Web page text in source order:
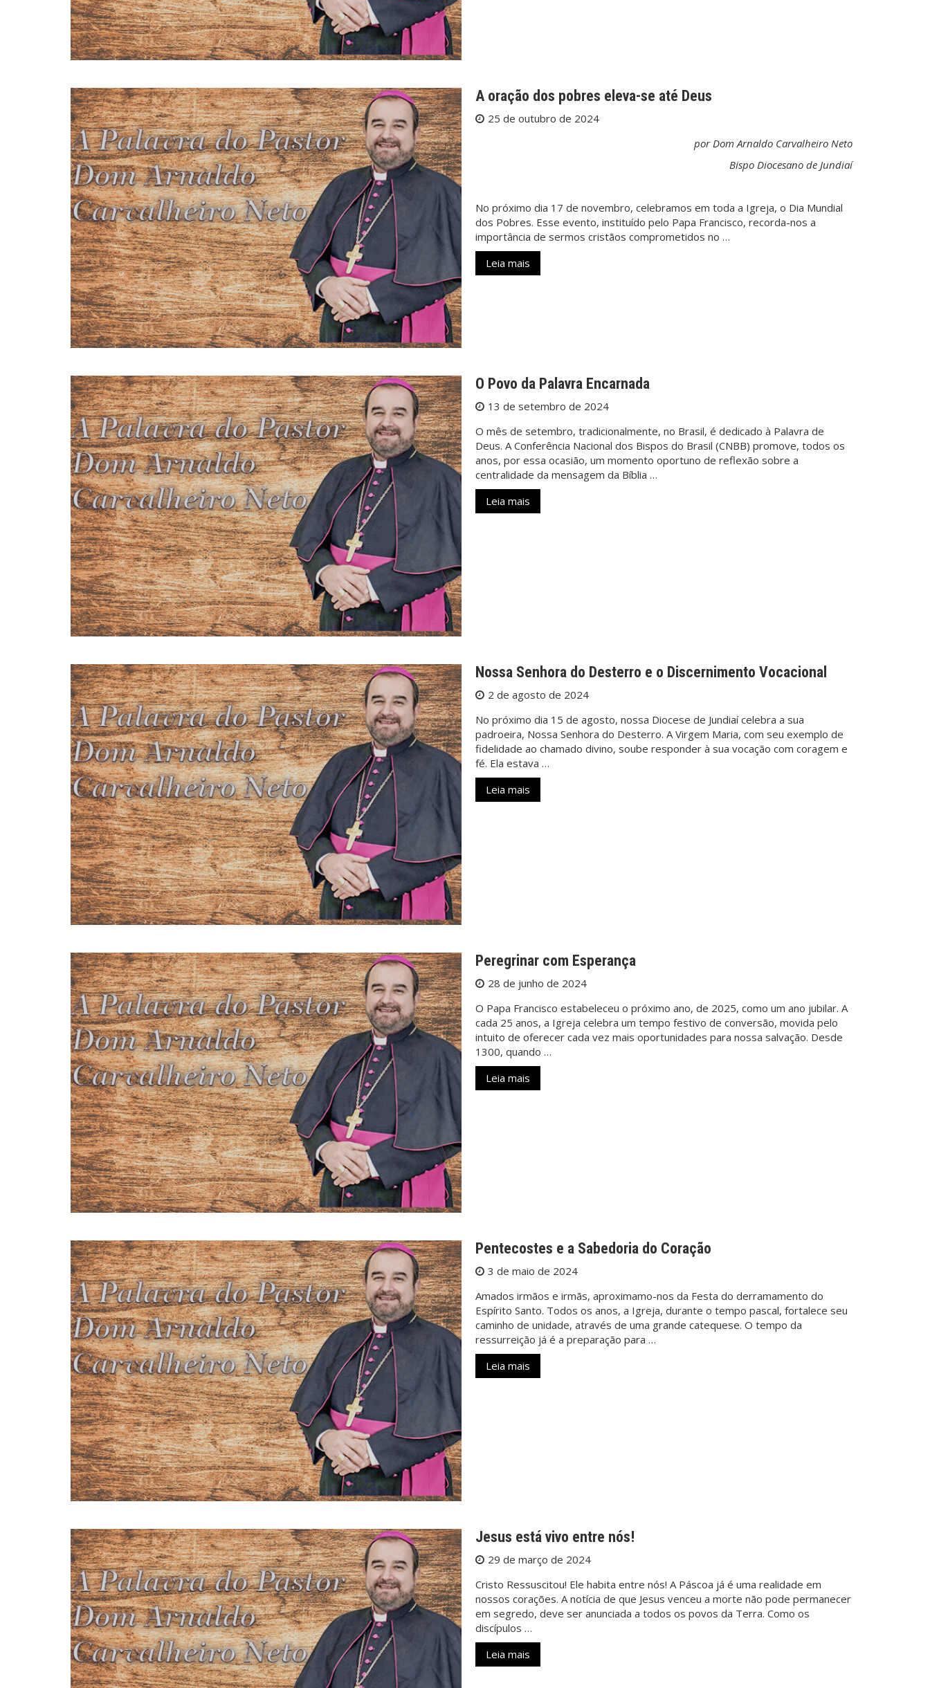
A oração dos pobres eleva-se até Deus
25 de outubro de 2024
por Dom Arnaldo Carvalheiro Neto
Bispo Diocesano de Jundiaí
No próximo dia 17 de novembro, celebramos em toda a Igreja, o Dia Mundial
dos Pobres. Esse evento, instituído pelo Papa Francisco, recorda-nos a
importância de sermos cristãos comprometidos no …
Leia mais
O Povo da Palavra Encarnada
13 de setembro de 2024
O mês de setembro, tradicionalmente, no Brasil, é dedicado à Palavra de
Deus. A Conferência Nacional dos Bispos do Brasil (CNBB) promove, todos os
anos, por essa ocasião, um momento oportuno de reflexão sobre a
centralidade da mensagem da Bíblia …
Leia mais
Nossa Senhora do Desterro e o Discernimento Vocacional
2 de agosto de 2024
No próximo dia 15 de agosto, nossa Diocese de Jundiaí celebra a sua
padroeira, Nossa Senhora do Desterro. A Virgem Maria, com seu exemplo de
fidelidade ao chamado divino, soube responder à sua vocação com coragem e
fé. Ela estava …
Leia mais
Peregrinar com Esperança
28 de junho de 2024
O Papa Francisco estabeleceu o próximo ano, de 2025, como um ano jubilar. A
cada 25 anos, a Igreja celebra um tempo festivo de conversão, movida pelo
intuito de oferecer cada vez mais oportunidades para nossa salvação. Desde
1300, quando …
Leia mais
Pentecostes e a Sabedoria do Coração
3 de maio de 2024
Amados irmãos e irmãs, aproximamo-nos da Festa do derramamento do
Espírito Santo. Todos os anos, a Igreja, durante o tempo pascal, fortalece seu
caminho de unidade, através de uma grande catequese. O tempo da
ressurreição já é a preparação para …
Leia mais
Jesus está vivo entre nós!
29 de março de 2024
Cristo Ressuscitou! Ele habita entre nós! A Páscoa já é uma realidade em
nossos corações. A notícia de que Jesus venceu a morte não pode permanecer
em segredo, deve ser anunciada a todos os povos da Terra. Como os
discípulos …
Leia mais